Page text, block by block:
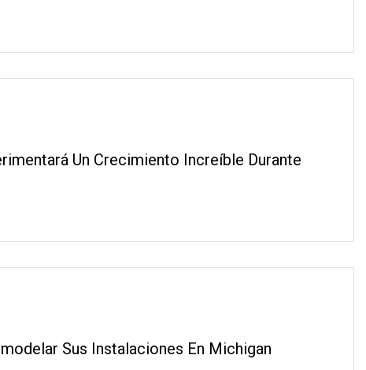
Un Crecimiento Increíble Durante
Sus Instalaciones En Michigan